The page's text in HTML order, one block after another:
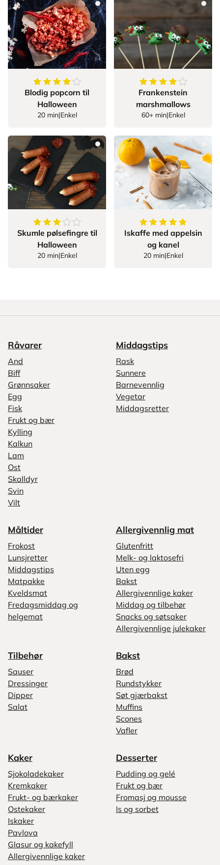
4.555555555555555
stjerner
Blodig popcorn til
Halloween
20 min|Enkel
4.428571428571429
Frankenstein
marshmallows
60+ min|Enkel
3.857142857142857
stjerner
Skumle pølsefingre til
Halloween
20 min|Enkel
5av5stjerner
Iskaffe med appelsin
og kanel
20 min|Enkel
Råvarer
And
Biff
Grønnsaker
Egg
Fisk
Frukt og bær
Kylling
Kalkun
Lam
Ost
Skalldyr
Svin
Vilt
Middagstips
Rask
Sunnere
Barnevennlig
Vegetar
Middagsretter
Måltider
Frokost
Lunsjretter
Middagstips
Matpakke
Kveldsmat
Fredagsmiddag og
helgemat
Allergivennlig mat
Glutenfritt
Melk- og laktosefri
Uten egg
Bakst
Allergivennlige kaker
Middag og tilbehør
Snacks og søtsaker
Allergivennlige julekaker
Tilbehør
Sauser
Dressinger
Dipper
Salat
Bakst
Brød
Rundstykker
Søt gjærbakst
Muffins
Scones
Vafler
Kaker
Sjokoladekaker
Kremkaker
Frukt- og bærkaker
Ostekaker
Iskaker
Pavlova
Glasur og kakefyll
Allergivennlige kaker
Desserter
Pudding og gelé
Frukt og bær
Fromasj og mousse
Is og sorbet